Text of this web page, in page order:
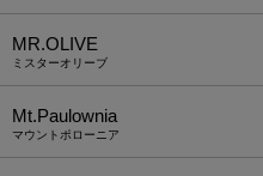
MR.OLIVE
ミスターオリーブ
Mt.Paulownia
マウントポローニア